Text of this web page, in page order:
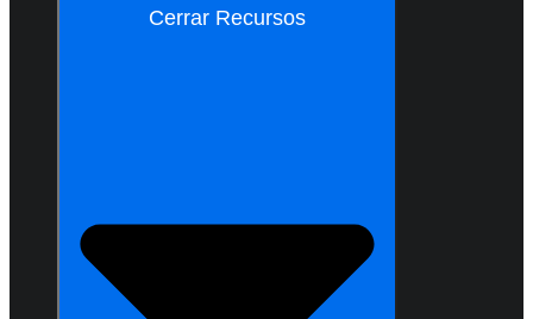
Cerrar Recursos